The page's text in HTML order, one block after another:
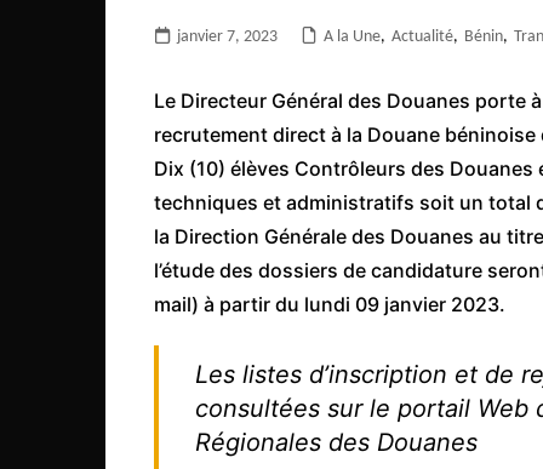
Centrafrique
Côte d’Ivoire
Egypte
Ethiopie
Gabon
Gambie
Guinée
Guinée Bissau
janvier 7, 2023 A la Une, Actualité, Bénin,
Le Directeur Général des Douanes porte
recrutement direct à la Douane
Dix (10) élèves Contrôleurs des
techniques et administratifs soit un total
la Direction Générale des Douanes au
l’étude des dossiers de candidature
mail) à partir du lundi 09 janvier 2023.
Les listes d’inscription et de
consultées sur le portail Web
Régionales des Douanes